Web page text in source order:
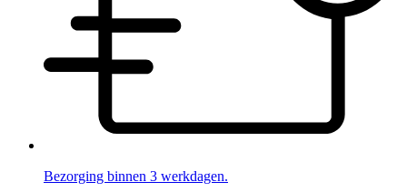
Bezorging binnen 3 werkdagen.